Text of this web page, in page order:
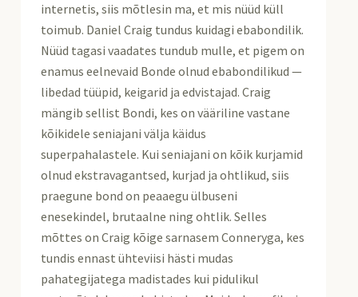
internetis, siis mõtlesin ma, et mis nüüd küll
toimub. Daniel Craig tundus kuidagi ebabondilik.
Nüüd tagasi vaadates tundub mulle, et pigem on
enamus eelnevaid Bonde olnud ebabondilikud —
libedad tüüpid, keigarid ja edvistajad. Craig
mängib sellist Bondi, kes on vääriline vastane
kõikidele seniajani välja käidus
superpahalastele. Kui seniajani on kõik kurjamid
olnud ekstravagantsed, kurjad ja ohtlikud, siis
praegune bond on peaaegu ülbuseni
enesekindel, brutaalne ning ohtlik. Selles
mõttes on Craig kõige sarnasem Conneryga, kes
tundis ennast ühteviisi hästi mudas
pahategijatega madistades kui pidulikul